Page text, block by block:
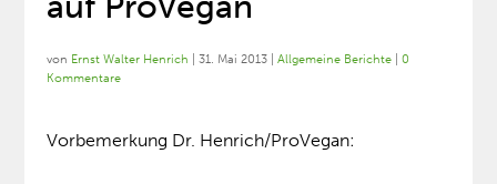
von Ernst Walter Henrich |31. Mai 2013 |Allgemeine Berichte |0
Kommentare
Vorbemerkung Dr. Henrich/ProVegan: